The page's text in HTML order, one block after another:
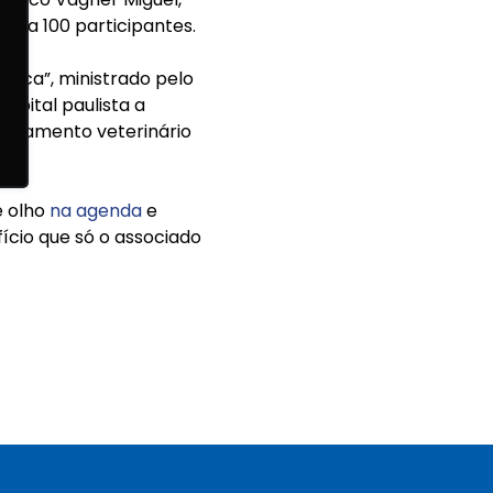
100 participantes.
ministrado pelo
paulista a
veterinário
olho na agendae
que só o associado